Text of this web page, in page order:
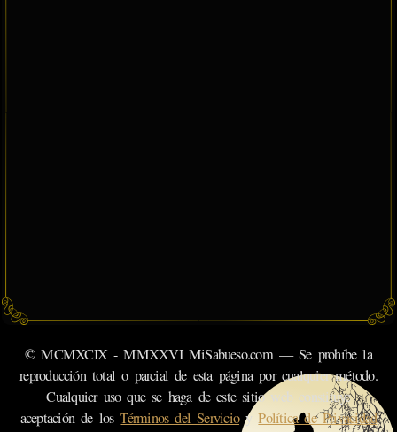
© MCMXCIX - MMXXVI MiSabueso.com — Se prohíbe la
reproducción total o parcial de esta página por cualquier método.
Cualquier uso que se haga de este sitio web constituye
aceptación de losTérminos del ServicioyPolítica de Privacidad